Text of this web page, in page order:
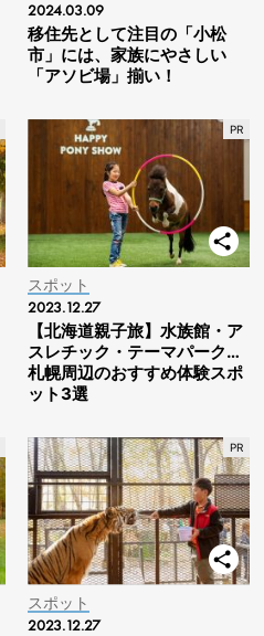
2024.03.09
移住先として注目の「小松
市」には、家族にやさしい
「アソビ場」揃い！
スポット
2023.12.27
【北海道親子旅】水族館・ア
スレチック・テーマパーク…
札幌周辺のおすすめ体験スポ
ット3選
スポット
2023.12.27